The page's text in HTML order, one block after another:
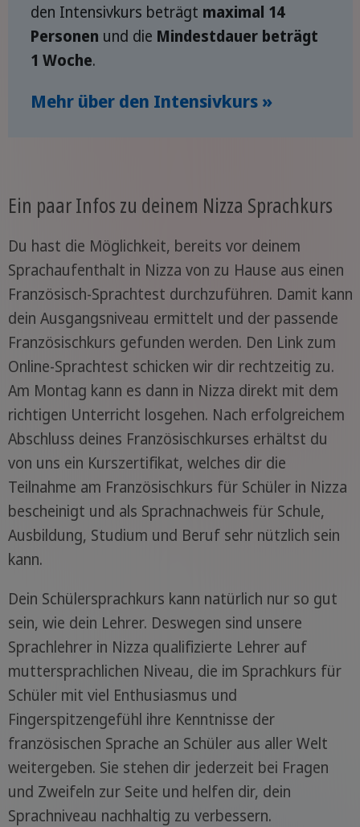
den Intensivkurs beträgt maximal 14
Personen und die Mindestdauer beträgt
1 Woche.
Mehr über den Intensivkurs »
Ein paar Infos zu deinem Nizza Sprachkurs
Du hast die Möglichkeit, bereits vor deinem
Sprachaufenthalt in Nizza von zu Hause aus einen
Französisch-Sprachtest durchzuführen. Damit kann
dein Ausgangsniveau ermittelt und der passende
Französischkurs gefunden werden. Den Link zum
Online-Sprachtest schicken wir dir rechtzeitig zu.
Am Montag kann es dann in Nizza direkt mit dem
richtigen Unterricht losgehen. Nach erfolgreichem
Abschluss deines Französischkurses erhältst du
von uns ein Kurszertifikat, welches dir die
Teilnahme am Französischkurs für Schüler in Nizza
bescheinigt und als Sprachnachweis für Schule,
Ausbildung, Studium und Beruf sehr nützlich sein
kann.
Dein Schülersprachkurs kann natürlich nur so gut
sein, wie dein Lehrer. Deswegen sind unsere
Sprachlehrer in Nizza qualifizierte Lehrer auf
muttersprachlichen Niveau, die im Sprachkurs für
Schüler mit viel Enthusiasmus und
Fingerspitzengefühl ihre Kenntnisse der
französischen Sprache an Schüler aus aller Welt
weitergeben. Sie stehen dir jederzeit bei Fragen
und Zweifeln zur Seite und helfen dir, dein
Sprachniveau nachhaltig zu verbessern.